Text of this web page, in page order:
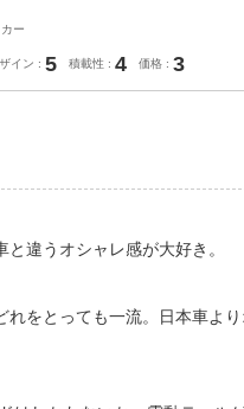
ー
イン 5 積載性 4 価格 3
違うオシャレ感が大好き。
をとっても一流。日本車よ